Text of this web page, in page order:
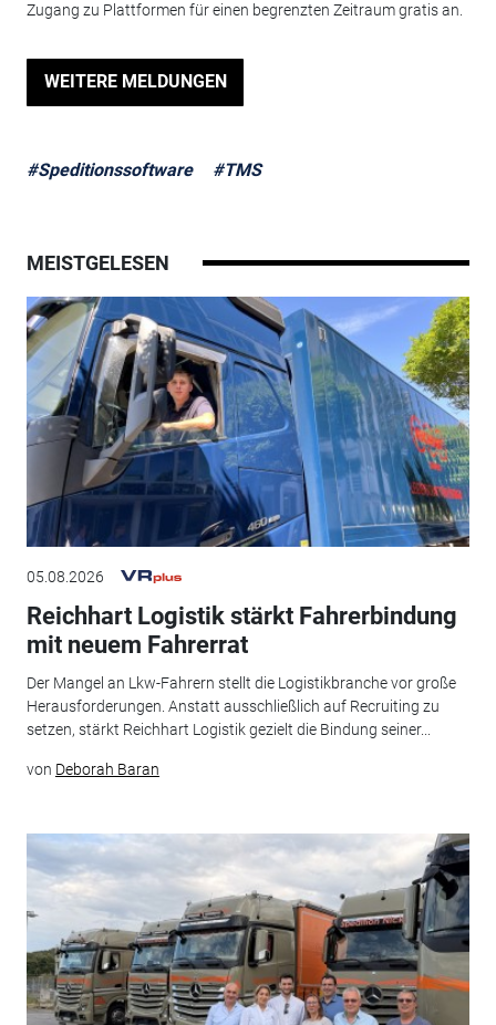
Zugang zu Plattformen für einen begrenzten Zeitraum gratis an.
WEITERE MELDUNGEN
#Speditionssoftware #TMS
MEISTGELESEN
05.08.2026
Reichhart Logistik stärkt Fahrerbindung
mit neuem Fahrerrat
Der Mangel an Lkw-Fahrern stellt die Logistikbranche vor große
Herausforderungen. Anstatt ausschließlich auf Recruiting zu
setzen, stärkt Reichhart Logistik gezielt die Bindung seiner...
von Deborah Baran